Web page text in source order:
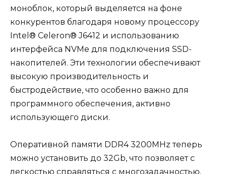
моноблок, который выделяется на фоне
конкурентов благодаря новому процессору
Intel® Celeron® J6412 и использованию
интерфейса NVMe для подключения SSD-
накопителей. Эти технологии обеспечивают
высокую производительность и
быстродействие, что особенно важно для
программного обеспечения, активно
использующего диски.
Оперативной памяти DDR4 3200MHz теперь
можно установить до 32Gb, что позволяет с
легкостью справляться с многозадачностью.